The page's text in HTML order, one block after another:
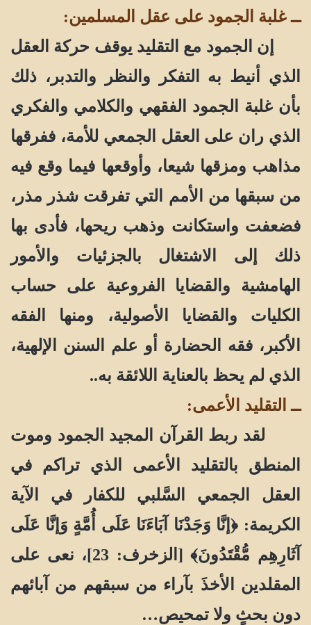
ــ غلبة الجمود على عقل المسلمين:
إن الجمود مع التقليد يوقف حركة العقل
الذي أنيط به التفكر والنظر والتدبر، ذلك
بأن غلبة الجمود الفقهي والكلامي والفكري
الذي ران على العقل الجمعي للأمة، ففرقها
مذاهب ومزقها شيعا، وأوقعها فيما وقع فيه
من سبقها من الأمم التي تفرقت شذر مذر،
فضعفت واستكانت وذهب ريحها، فأدى بها
ذلك إلى الاشتغال بالجزئيات والأمور
الهامشية والقضايا الفروعية على حساب
الكليات والقضايا الأصولية، ومنها الفقه
الأكبر، فقه الحضارة أو علم السنن الإلهية،
الذي لم يحظ بالعناية اللائقة به..
ــ التقليد الأعمى:
لقد ربط القرآن المجيد الجمود وموت
المنطق بالتقليد الأعمى الذي تراكم في
العقل الجمعي السَّلبي للكفار في الآية
الكريمة: ﴿إنَّا وَجَدْنَا آبَاءَنَا عَلَى أُمَّةٍ وَإنَّا عَلَى
آثَارِهِم مُّقْتَدُونَ﴾ [الزخرف: 23]، نعى على
المقلدين الأخذَ بآراء من سبقهم من آبائهم
دون بحثٍ ولا تمحيص…